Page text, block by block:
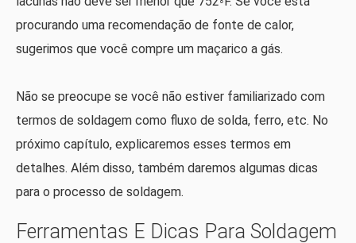
procurando uma recomendação de fonte de calor,
sugerimos que você compre um maçarico a gás.
Não se preocupe se você não estiver familiarizado com
termos de soldagem como fluxo de solda, ferro, etc. No
próximo capítulo, explicaremos esses termos em
detalhes. Além disso, também daremos algumas dicas
para o processo de soldagem.
Ferramentas E Dicas Para Soldagem